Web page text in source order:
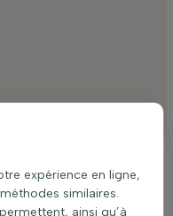
(nasselle
expérience en ligne,
similaires.
ainsi qu’à